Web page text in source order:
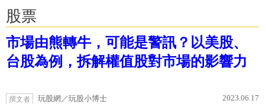
股票
市場由熊轉牛，可能是警訊？以美股、
台股為例，拆解權值股對市場的影響力
撰文者 玩股網／玩股小博士 2023.06.17